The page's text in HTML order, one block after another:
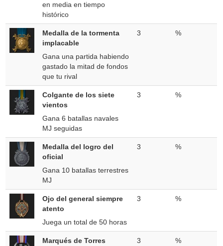
en media en tiempo
histórico
Medalla de la tormenta
implacable
Gana una partida habiendo
gastado la mitad de fondos
que tu rival
3 %
Colgante de los siete
vientos
Gana 6 batallas navales
MJ seguidas
3 %
Medalla del logro del
oficial
Gana 10 batallas terrestres
MJ
3 %
Ojo del general siempre
atento
Juega un total de 50 horas
3 %
Marqués de Torres
3 %